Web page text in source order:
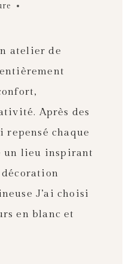
atelier de
Après des
repensé chaque
un lieu inspirant
J’ai choisi
en blanc et